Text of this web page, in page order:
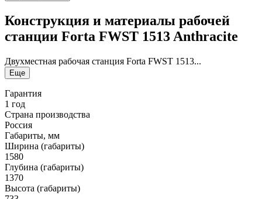
Конструкция и материалы рабочей
станции Forta FWST 1513 Anthracite
Двухместная рабочая станция Forta FWST 1513...
Еще
Гарантия
1 год
Страна производства
Россия
Габариты, мм
Ширина (габариты)
1580
Глубина (габариты)
1370
Высота (габариты)